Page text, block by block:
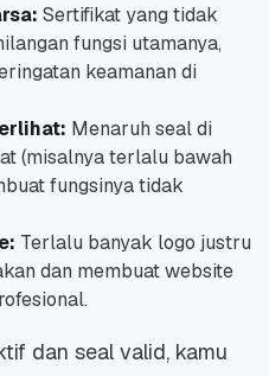
Sertifikat yang tidak
fungsi utamanya,
keamanan di
Menaruh seal di
(misalnya terlalu bawah
fungsinya tidak
Terlalu banyak logo justru
dan membuat website
dan seal valid, kamu